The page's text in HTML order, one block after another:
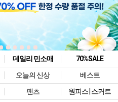
데일리 민소매
70%SALE
오늘의 신상
베스트
팬츠
원피스 | 스커트